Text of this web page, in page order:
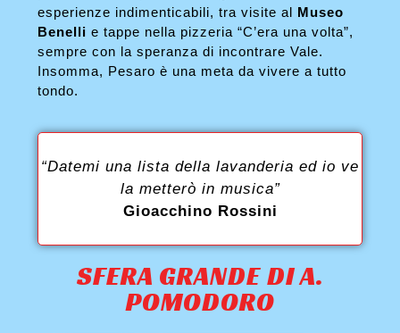
esperienze indimenticabili, tra visite al Museo
Benellie tappe nella pizzeria “C’era una volta”,
sempre con la speranza di incontrare Vale.
Insomma, Pesaro è una meta da vivere a tutto
tondo.
“Datemi una lista della lavanderia ed io ve
la metterò in musica”
Gioacchino Rossini
SFERA GRANDE DI A.
POMODORO